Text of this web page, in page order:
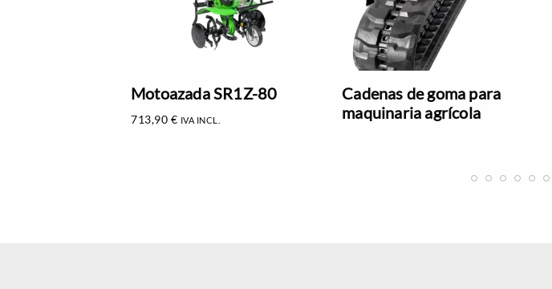
Motoazada SR1Z-80
713,90 € IVA INCL.
Cadenas de goma para
maquinaria agrícola